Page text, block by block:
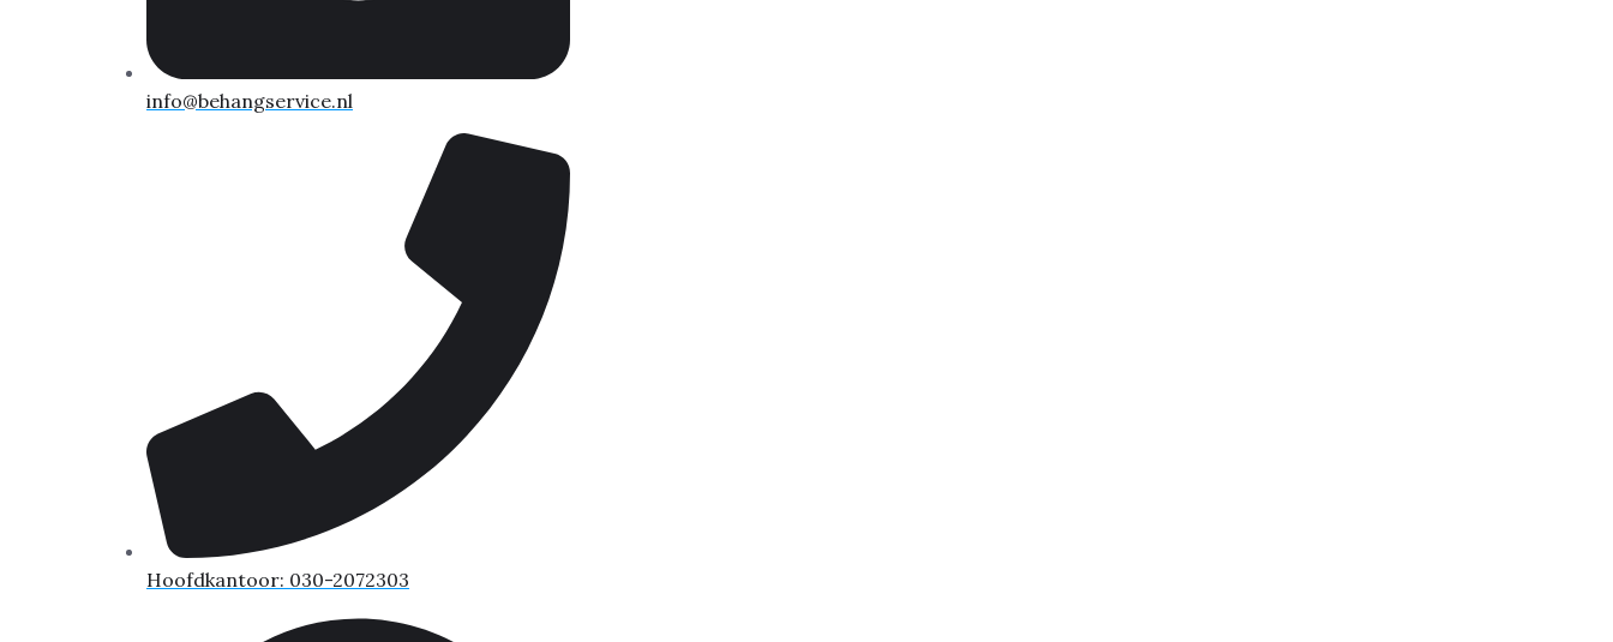
info@behangservice.nl
Hoofdkantoor: 030-2072303